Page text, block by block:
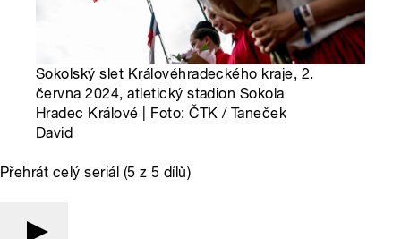
Sokolský slet Královéhradeckého kraje, 2.
června 2024, atletický stadion Sokola
Hradec Králové | Foto: ČTK / Taneček
David
Přehrát celý seriál (5 z 5 dílů)